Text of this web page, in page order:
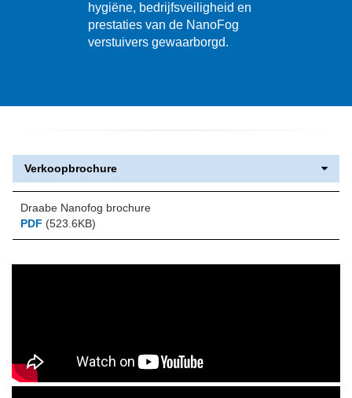
hygiëne, bedrijfsveiligheid en
prestaties van de NanoFog
verstuivers gewaarborgd.
Verkoopbrochure
Draabe Nanofog brochure
PDF (523.6KB)